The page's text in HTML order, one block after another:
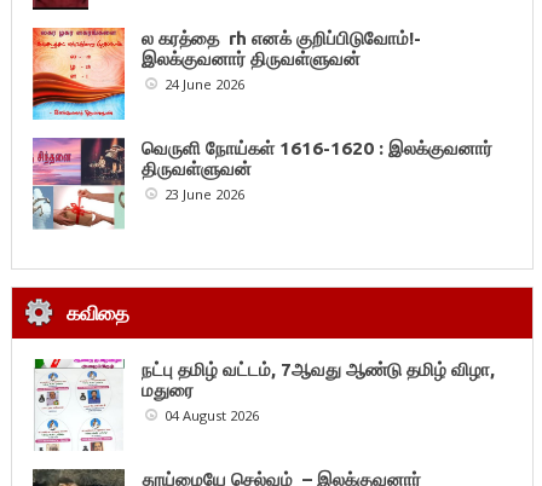
ல கரத்தை rh எனக் குறிப்பிடுவோம்!-
இலக்குவனார் திருவள்ளுவன்
24 June 2026
வெருளி நோய்கள் 1616-1620 : இலக்குவனார்
திருவள்ளுவன்
23 June 2026
கவிதை
நட்பு தமிழ் வட்டம், 7ஆவது ஆண்டு தமிழ் விழா,
மதுரை
04 August 2026
தூய்மையே செல்வம் – இலக்குவனார்